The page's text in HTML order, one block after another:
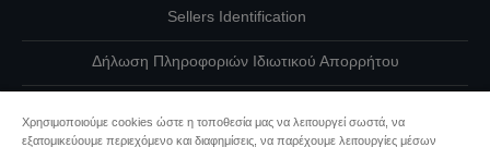
Sellers Identification
Δήλωση Πληροφοριών Ιδιωτικού Απορρήτου
Χρησιμοποιούμε cookies ώστε η τοποθεσία μας να λειτουργεί σωστά, να
εξατομικεύουμε περιεχόμενο και διαφημίσεις, να παρέχουμε λειτουργίες μέσων